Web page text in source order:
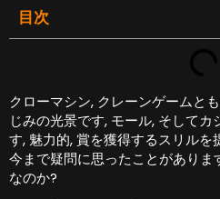
目次
クローマシン, クレーンゲームと
じみの光景です, モール, そして
す, 魅力的, 賞を獲得するスリル
今まで疑問に思ったことがあり
なのか?